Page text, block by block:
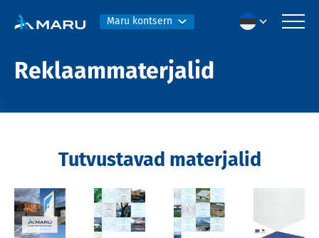
Maru kontsern
Reklaammaterjalid
Tutvustavad materjalid